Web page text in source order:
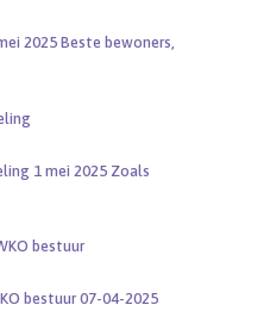
2025 Beste bewoners,
1 mei 2025 Zoals
bestuur
bestuur 07-04-2025